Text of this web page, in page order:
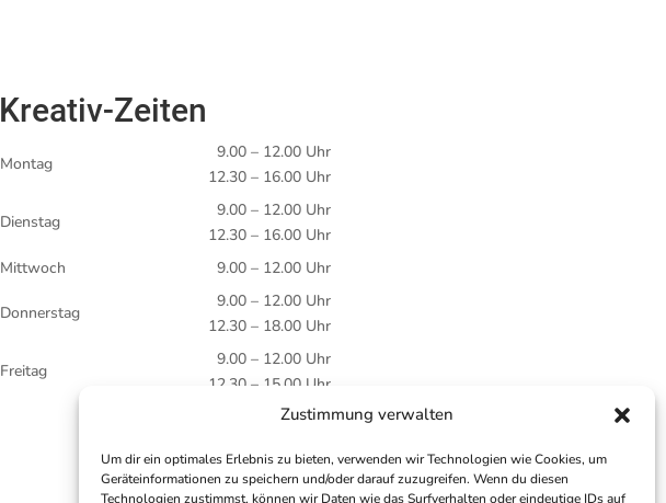
Zustimmung verwalten
Um dir ein optimales Erlebnis zu bieten, verwenden wir Technologien wie Cookies, um
Geräteinformationen zu speichern und/oder darauf zuzugreifen. Wenn du diesen
Technologien zustimmst, können wir Daten wie das Surfverhalten oder eindeutige IDs auf
Kreativ-Zeiten
Montag
9.00 – 12.00 Uhr
12.30 – 16.00 Uhr
Dienstag
9.00 – 12.00 Uhr
12.30 – 16.00 Uhr
Mittwoch
9.00 – 12.00 Uhr
Donnerstag
9.00 – 12.00 Uhr
12.30 – 18.00 Uhr
Freitag
9.00 – 12.00 Uhr
12.30 – 15.00 Uhr